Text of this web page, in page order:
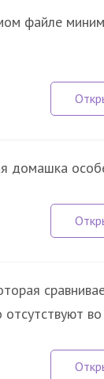
файле
домашка
отсутствуют